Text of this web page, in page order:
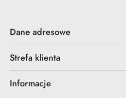
Dane adresowe
Strefa klienta
Informacje